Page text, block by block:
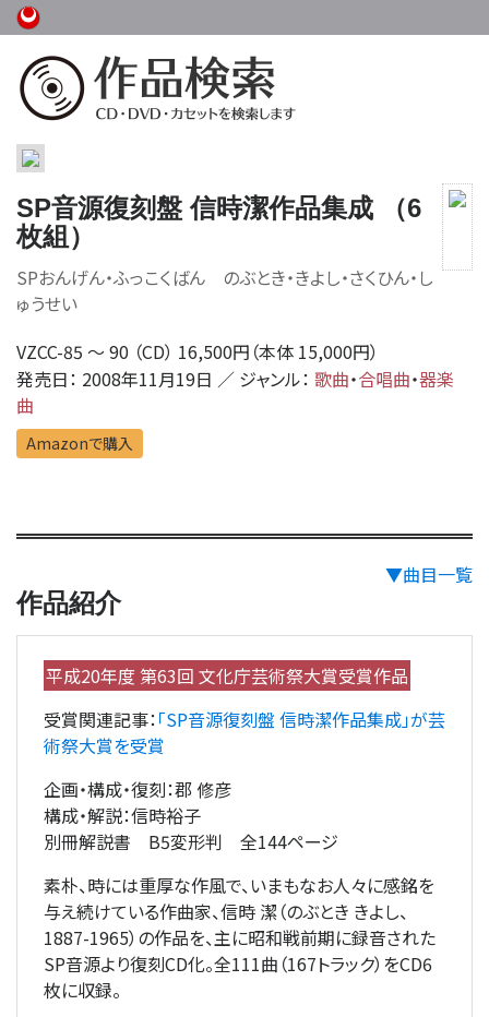
SP音源復刻盤 信時潔作品集成 （6
枚組）
SPおんげん・ふっこくばん のぶとき・きよし・さくひん・し
ゅうせい
VZCC-85 〜 90 （CD） 16,500円（本体 15,000円）
発売日： 2008年11月19日 ／ ジャンル： 歌曲・合唱曲・器楽
曲
Amazonで購入
▼曲目一覧
作品紹介
平成20年度 第63回 文化庁芸術祭大賞受賞作品
受賞関連記事：「SP音源復刻盤 信時潔作品集成」が芸
術祭大賞を受賞
企画・構成・復刻：郡 修彦
構成・解説：信時裕子
別冊解説書 B5変形判 全144ページ
素朴、時には重厚な作風で、いまもなお人々に感銘を
与え続けている作曲家、信時 潔（のぶとき きよし、
1887-1965）の作品を、主に昭和戦前期に録音された
SP音源より復刻CD化。全111曲（167トラック）をCD6
枚に収録。